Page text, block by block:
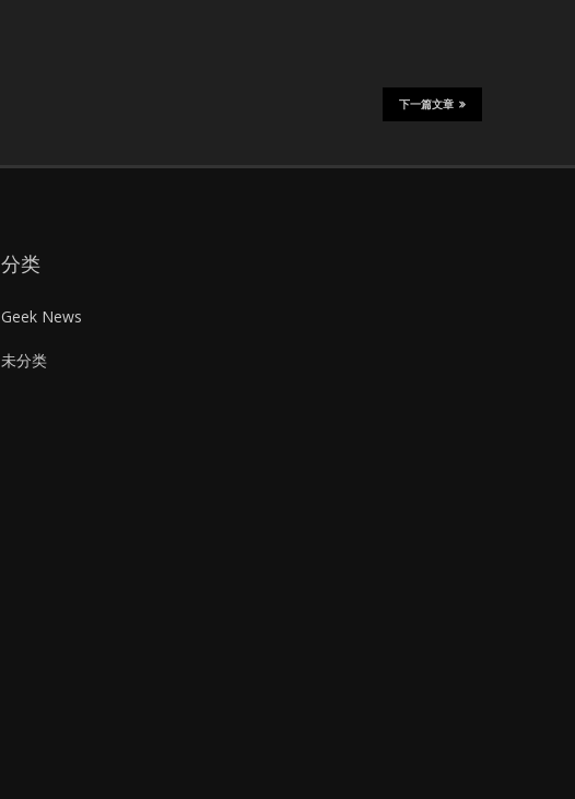
下一篇文章
分类
Geek News
未分类